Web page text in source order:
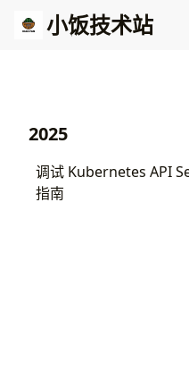
小饭技术站
2025
调试 Kubernetes API
指南